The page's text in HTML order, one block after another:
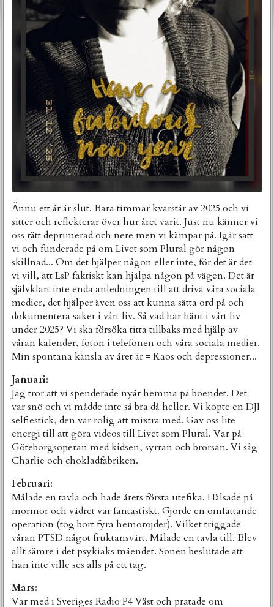
Ännu ett år är slut. Bara timmar kvarstår av 2025 och vi
sitter och reflekterar över hur året varit. Just nu känner vi
oss rätt deprimerad och nere men vi kämpar på. Igår satt
vi och funderade på om Livet som Plural gör någon
skillnad... Om det hjälper någon eller inte, för det är det
vi vill, att LsP faktiskt kan hjälpa någon på vägen. Det är
självklart inte enda anledningen till att driva våra sociala
medier, det hjälper även oss att kunna sätta ord på och
dokumentera saker i vårt liv. Så vad har hänt i vårt liv
under 2025? Vi ska försöka titta tillbaks med hjälp av
våran kalender, foton i telefonen och våra sociala medier.
Min spontana känsla av året är = Kaos och depressioner...
Januari:
Jag tror att vi spenderade nyår hemma på boendet. Det
var snö och vi mådde inte så bra då heller. Vi köpte en DJI
selfiestick, den var rolig att mixtra med. Gav oss lite
energi till att göra videos till Livet som Plural. Var på
Göteborgsoperan med kidsen, syrran och brorsan. Vi såg
Charlie och chokladfabriken.
Februari:
Målade en tavla och hade årets första utefika. Hälsade på
mormor och vädret var fantastiskt. Gjorde en omfattande
operation (tog bort fyra hemorojder). Vilket triggade
våran PTSD något fruktansvärt. Målade en tavla till. Blev
allt sämre i det psykiaks måendet. Sonen beslutade att
han inte ville ses alls på ett tag.
Mars:
Var med i Sveriges Radio P4 Väst och pratade om